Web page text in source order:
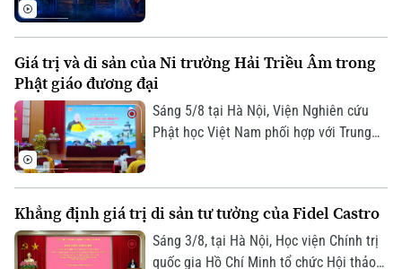
Chuyên mục
Thời sự
Hà Nội
Xã hội
Hà Nội
Nhịp sống Hà Nội
Người Hà Nội
Thế giới
Tin tức
Kinh tế
huyền ảo Nguyễn Du – Hồ Xuân Hương
ngoại truyện hứa hẹn mang đến cho
khán giả một trải nghiệm nghệ thuật
mới mẻ, nơi văn học, sân khấu và âm
Giá trị và di sản của Ni trưởng Hải Triều Âm trong
Phật giáo đương đại
Sáng 5/8 tại Hà Nội, Viện Nghiên cứu
Phật học Việt Nam phối hợp với Trung
Hải Triều Âm - Cuộc đời, đóng góp và vai
trò trong Phật giáo Việt Nam đương
đại".
Khẳng định giá trị di sản tư tưởng của Fidel Castro
Sáng 3/8, tại Hà Nội, Học viện Chính trị
quốc gia Hồ Chí Minh tổ chức Hội thảo